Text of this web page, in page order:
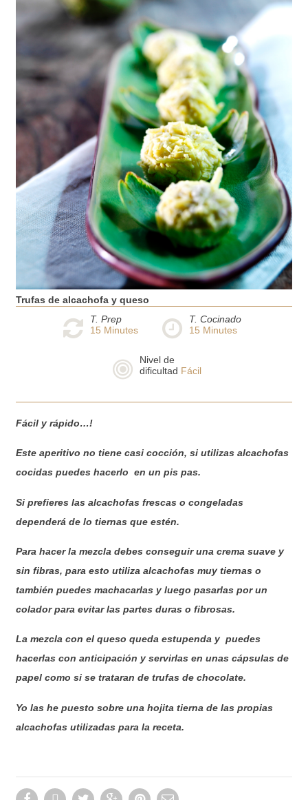
Trufas de alcachofa y queso
T. Prep
15 Minutes
T. Cocinado
15 Minutes
Nivel de
dificultad Fácil
Fácil y rápido…!
Este aperitivo no tiene casi cocción, si utilizas alcachofas
cocidas puedes hacerlo en un pis pas.
Si prefieres las alcachofas frescas o congeladas
dependerá de lo tiernas que estén.
Para hacer la mezcla debes conseguir una crema suave y
sin fibras, para esto utiliza alcachofas muy tiernas o
también puedes machacarlas y luego pasarlas por un
colador para evitar las partes duras o fibrosas.
La mezcla con el queso queda estupenda y puedes
hacerlas con anticipación y servirlas en unas cápsulas de
papel como si se trataran de trufas de chocolate.
Yo las he puesto sobre una hojita tierna de las propias
alcachofas utilizadas para la receta.